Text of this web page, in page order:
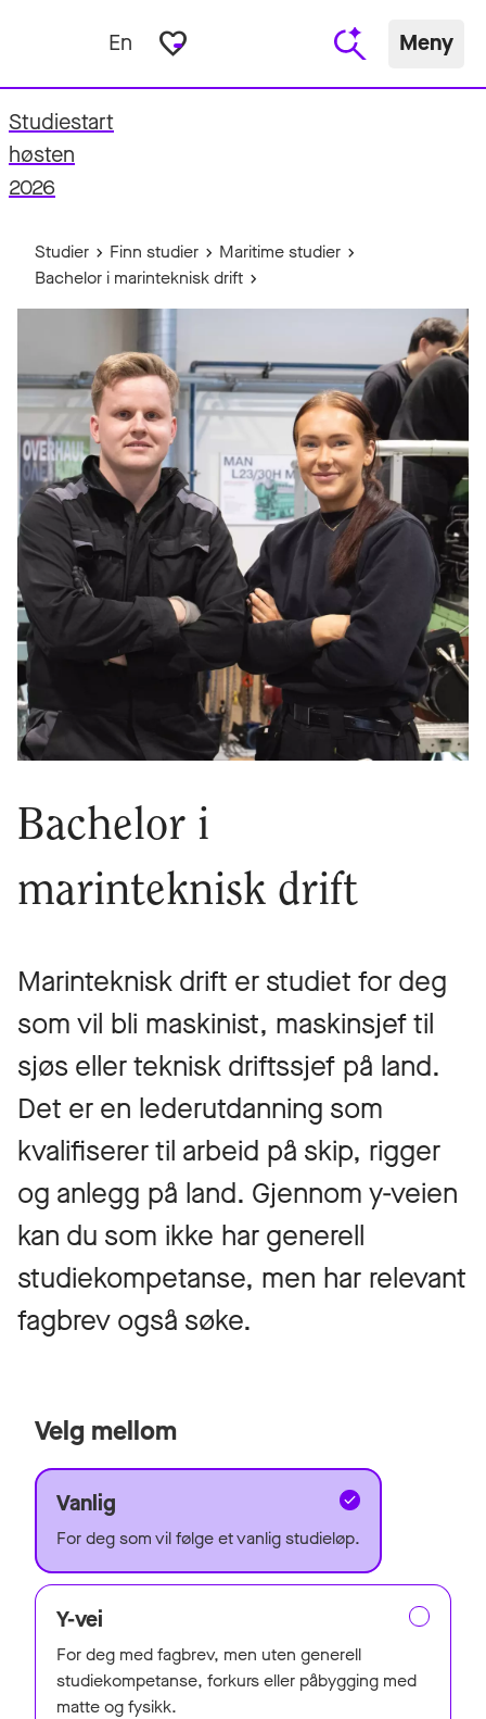
En favorite_border Meny
Studiestart
høsten
2026
Studier Finn studier
Maritime studier
Bachelor i marinteknisk drift
Bachelor i
marinteknisk drift
Marinteknisk drift er studiet for deg
som vil bli maskinist, maskinsjef til
sjøs eller teknisk driftssjef på land.
Det er en lederutdanning som
kvalifiserer til arbeid på skip, rigger
og anlegg på land. Gjennom y-veien
kan du som ikke har generell
studiekompetanse, men har relevant
fagbrev også søke.
Velg mellom
Vanlig
For deg som vil følge et vanlig studieløp.
Y-vei
For deg med fagbrev, men uten generell
studiekompetanse, forkurs eller påbygging med
matte og fysikk.